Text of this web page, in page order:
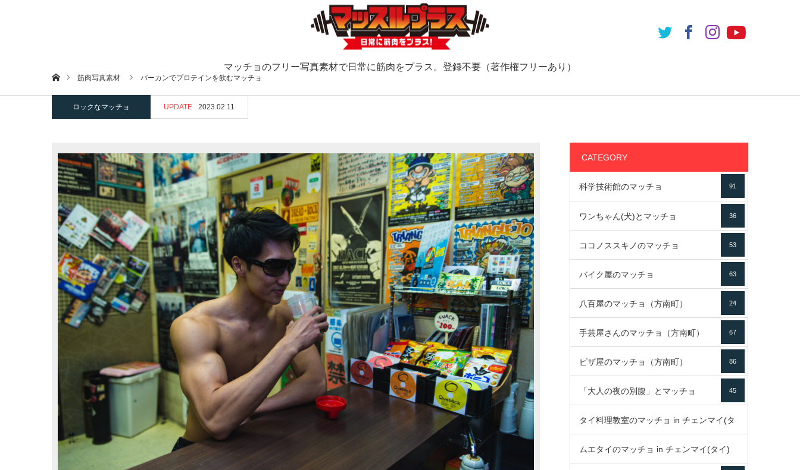
マッチョのフリー写真素材で日常に筋肉をプラス。登録不要（著作権フリーあり）
ホーム筋肉写真素材 バーカンでプロテインを飲むマッチョ
ロックなマッチョ UPDATE 2023.02.11
CATEGORY
科学技術館のマッチョ 91
ワンちゃん(犬)とマッチョ 36
ココノススキノのマッチョ 53
バイク屋のマッチョ 63
八百屋のマッチョ（方南町） 24
手芸屋さんのマッチョ（方南町） 67
ピザ屋のマッチョ（方南町） 86
「大人の夜の別腹」とマッチョ 45
タイ料理教室のマッチョ in チェンマイ(タ
イ)
ムエタイのマッチョ in チェンマイ(タイ)